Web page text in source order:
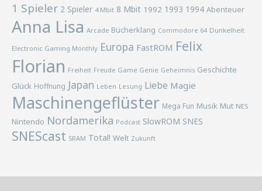
1 Spieler 2 Spieler 4 Mbit 8 Mbit 1992 1993 1994 Abenteuer
Anna Lisa Arcade Bücherklang Commodore 64 Dunkelheit
Electronic Gaming Monthly Europa FastROM Felix
Florian Freiheit Freude Game Genie Geheimnis Geschichte
Glück Hoffnung Japan Leben Lesung Liebe Magie
Maschinengeflüster Mega Fun Musik Mut NES
Nintendo Nordamerika Podcast SlowROM SNES
SNEScast SRAM Total! Welt Zukunft